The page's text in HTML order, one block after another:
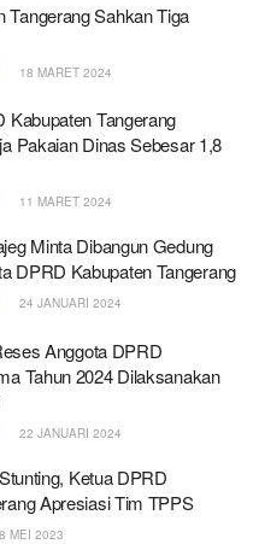
Tangerang Sahkan Tiga
18 MARET 2024
Kabupaten Tangerang
Pakaian Dinas Sebesar 1,8
11 MARET 2024
Minta Dibangun Gedung
DPRD Kabupaten Tangerang
24 JANUARI 2024
Anggota DPRD
Tahun 2024 Dilaksanakan
22 JANUARI 2024
Ketua DPRD
Apresiasi Tim TPPS
MEI 2023